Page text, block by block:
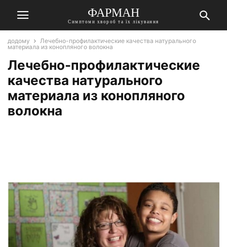
ФАРМАН
Симптоми хвороб та їх лікування
додому
Лечебно-профилактические качества натурального
материала из конопляного волокна
Лечебно-профилактические
качества натурального
материала из конопляного
волокна